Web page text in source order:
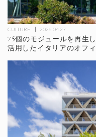
CULTURE 2026.04.27
75個のモジュールを再生
活用したイタリアのオフ